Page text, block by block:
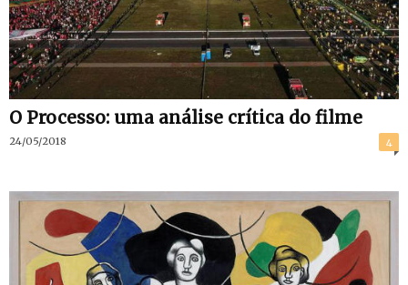
O Processo: uma análise crítica do filme
24/05/2018 4